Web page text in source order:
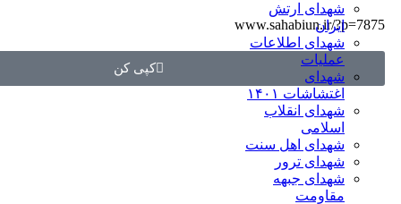
شهدای ارتش
ایران
شهدای اطلاعات
عملیات
شهدای
اغتشاشات ۱۴۰۱
شهدای انقلاب
اسلامی
شهدای اهل سنت
شهدای ترور
شهدای جبهه
مقاومت
www.sahabiun.ir/?p=7875
کپی کن